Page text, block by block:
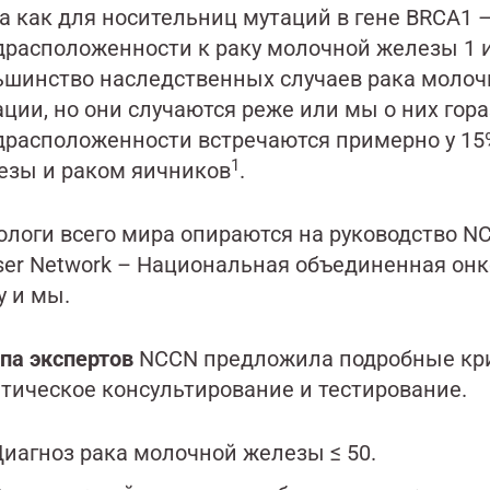
как для носительниц мутаций в гене
к раку молочной железы 1
наследственных случаев рака
но они случаются реже или мы о них
встречаются примерно у
и раком яичников1.
всего мира опираются на руководство
Network – Национальная объединенная
и мы.
экспертов NCCN предложила подробные
консультирование и тестирование.
рака молочной железы ≤ 50.